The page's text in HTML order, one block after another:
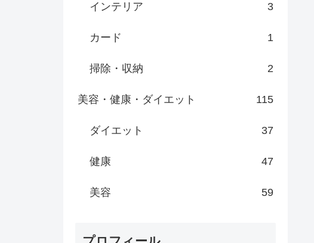
インテリア 3
カード 1
掃除・収納 2
美容・健康・ダイエット 115
ダイエット 37
健康 47
美容 59